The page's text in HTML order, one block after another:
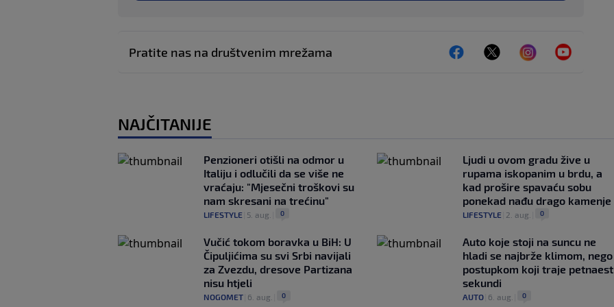
Pratite nas na društvenim mrežama
NAJČITANIJE
Penzioneri otišli na odmor u
Italiju i odlučili da se više ne
vraćaju: "Mjesečni troškovi su
nam skresani na trećinu"
LIFESTYLE 5. aug. 0
Ljudi u ovom gradu žive u
rupama iskopanim u brdu, a
kad prošire spavaću sobu
ponekad nađu drago kamenje
LIFESTYLE| 2. aug. 0
Vučić tokom boravka u BiH: U
Čipuljićima su svi Srbi navijali
za Zvezdu, dresove Partizana
nisu htjeli
NOGOMET 6. aug. 0
Auto koje stoji na suncu ne
hladi se najbrže klimom, nego
postupkom koji traje petnaest
sekundi
AUTO| 6. aug. 0